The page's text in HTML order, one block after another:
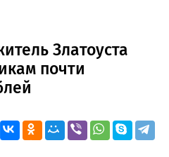
Златоуста
почти